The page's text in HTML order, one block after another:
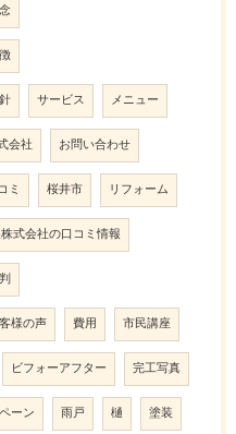
サービス メニュー
会社 お問い合わせ
ミ 桜井市 リフォーム
式会社の口コミ情報
様の声 費用 市民講座
ビフォーアフター 完工写真
ーン 雨戸 樋 塗装